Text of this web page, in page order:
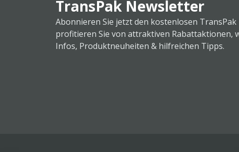
TransPak Newsletter
Abonnieren Sie jetzt den kostenlosen
profitieren Sie von attraktiven Rabattaktionen,
Infos, Produktneuheiten & hilfreichen Tipps.